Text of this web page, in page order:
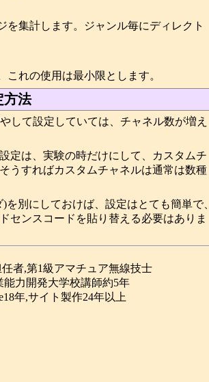
を集計します。ジャンル毎にディレクト
これの使用は最小限とします。
方法
して設定していては、チャネル数が増え
定は、実験の時だけにして、カスタムチ
うすればカスタムチャネルは通常は数種
別にしておけば、設定はとても簡単で、
センスコードを貼り替える必要はありま
者,第1級アマチュア無線技士
力開発大学校講師約5年
年,サイト製作24年以上